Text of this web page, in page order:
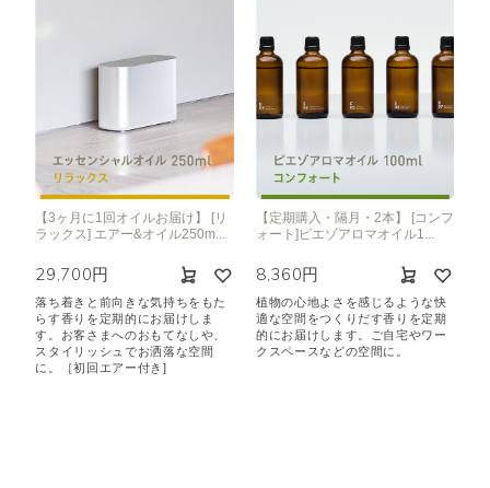
【3ヶ月に1回オイルお届け】 [リ
ラックス] エアー&オイル250m...
29,700円
落ち着きと前向きな気持ちをもた
らす香りを定期的にお届けしま
す。お客さまへのおもてなしや、
スタイリッシュでお洒落な空間
に。［初回エアー付き]
【定期購入・隔月・2本】 [コンフ
ォート]ピエゾアロマオイル1...
8,360円
植物の心地よさを感じるような快
適な空間をつくりだす香りを定期
的にお届けします。ご自宅やワー
クスペースなどの空間に。